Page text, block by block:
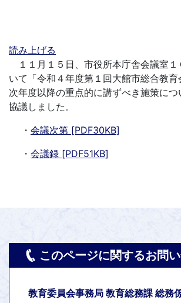
読み上げる
１１月１５日、市役所本庁舎会議室１
いて「令和４年度第１回大館市総合教育
次年度以降の重点的に講ずべき施策につ
協議しました。
・ 会議次第 [PDF30KB]
・ 会議録 [PDF51KB]
このページに関するお問
教育委員会事務局 教育総務課 総務